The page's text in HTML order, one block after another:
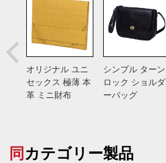
オリジナル ユニ
セックス 極薄 本
革 ミニ財布
シンプル ターン
ロック ショルダ
ーバッグ
同カテゴリー製品